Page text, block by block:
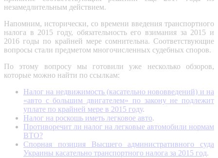
незамедлительным действием.
Напомним, исторически, со времени введения транспортного
налога в 2015 году, обязательность его взимания за 2015 и
2016 годы по крайней мере сомнительна. Соответствующие
вопросы стали предметом многочисленных судебных споров.
По этому вопросу мы готовили уже несколько обзоров,
которые можно найти по ссылкам:
Налог на недвижимость (касательно нововведений) и на
«авто с большим двигателем» по закону не подлежит
уплате по крайней мере в 2015 году.
Налог на роскошь иметь легковое авто.
Противоречит ли налог на легковые автомобили нормам
ВТО?
Спорная позиция Высшего административного суда
Украины касательно транспортного налога за 2015 год.